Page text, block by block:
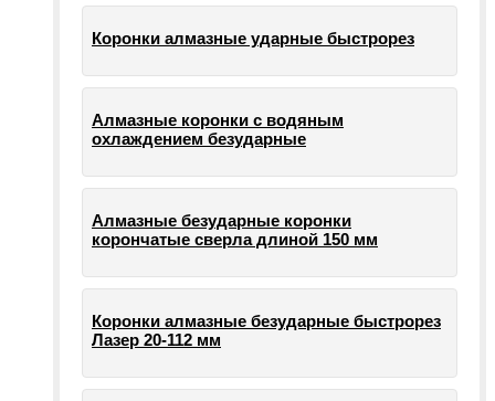
Коронки алмазные ударные быстрорез
Алмазные коронки с водяным
охлаждением безударные
Алмазные безударные коронки
корончатые сверла длиной 150 мм
Коронки алмазные безударные быстрорез
Лазер 20-112 мм